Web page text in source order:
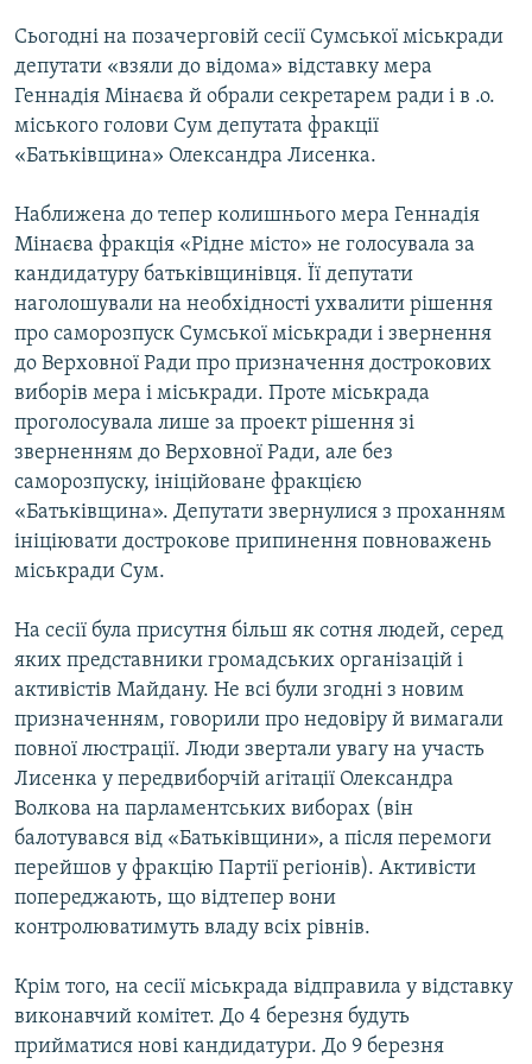
ДОЛУЧАЙСЯ!
Усі сайти RFE/RL
Сьогодні на позачерговій сесії Сумської міськради
депутати «взяли до відома» відставку мера
Геннадія Мінаєва й обрали секретарем ради і в .о.
міського голови Сум депутата фракції
«Батьківщина» Олександра Лисенка.
Наближена до тепер колишнього мера Геннадія
Мінаєва фракція «Рідне місто» не голосувала за
кандидатуру батьківщинівця. Її депутати
наголошували на необхідності ухвалити рішення
про саморозпуск Сумської міськради і звернення
до Верховної Ради про призначення дострокових
виборів мера і міськради. Проте міськрада
проголосувала лише за проект рішення зі
зверненням до Верховної Ради, але без
саморозпуску, ініційоване фракцією
«Батьківщина». Депутати звернулися з проханням
ініціювати дострокове припинення повноважень
міськради Сум.
На сесії була присутня більш як сотня людей, серед
яких представники громадських організацій і
активістів Майдану. Не всі були згодні з новим
призначенням, говорили про недовіру й вимагали
повної люстрації. Люди звертали увагу на участь
Лисенка у передвиборчій агітації Олександра
Волкова на парламентських виборах (він
балотувався від «Батьківщини», а після перемоги
перейшов у фракцію Партії регіонів). Активісти
попереджають, що відтепер вони
контролюватимуть владу всіх рівнів.
Крім того, на сесії міськрада відправила у відставку
виконавчий комітет. До 4 березня будуть
прийматися нові кандидатури. До 9 березня